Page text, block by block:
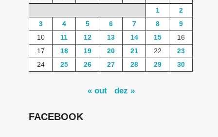
1
2
3
4 5 6 7 8
9
10
11 12 13 14 15
16
17
18 19 20 21 22
23
24
25 26 27 28 29 30
« out dez »
FACEBOOK